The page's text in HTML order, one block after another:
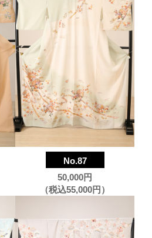
No.87
50,000円
（税込55,000円）